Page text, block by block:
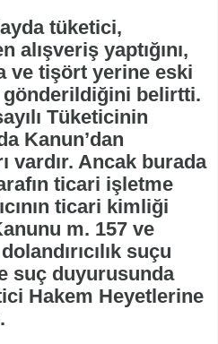
tüketici,
alışveriş yaptığını,
ve tişört yerine eski
gönderildiğini belirtti.
Tüketicinin
Kanun’dan
vardır. Ancak burada
ticari işletme
ticari kimliği
m. 157 ve
suçu
suç duyurusunda
Hakem Heyetlerine